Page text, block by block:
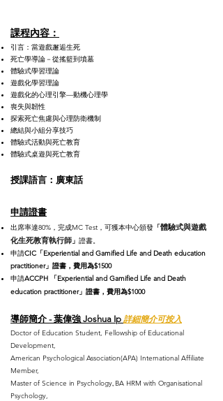
課程內容：
引言：當遊戲邂逅生死
死亡學導論－從搖籃到墳墓
體驗式學習理論
遊戲化學習理論
遊戲化的心理引擎—動機心理學
喪失與韌性
探索死亡焦慮與心理防衛機制
總結與小組分享技巧
體驗式活動與死亡教育
體驗式桌遊與死亡教育
授課語言：廣東話
申請證書
出席率達80%，完成MC Test，可獲本中心頒發 「體驗式與遊戲
化生死教育執行師 」 證書。
申請CIC「Experiential and Gamified Life and Death education
practitioner」證書，費用為$1500
申請ACCPH
「Experiential and Gamified Life and Death
education practitioner」證書，費用為$1000
導師簡介 - 葉偉強 Joshua Ip 詳細簡介可按入
Doctor of Education Student, Fellowship of Educational
Development,
American Psychological Association(APA) International Affiliate
Member,
Master of Science in Psychology BA HRM with Organisational
Psychology,